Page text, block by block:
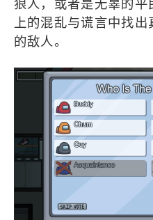
狼人，或者是无辜的
上的混乱与谎言中找
的敌人。